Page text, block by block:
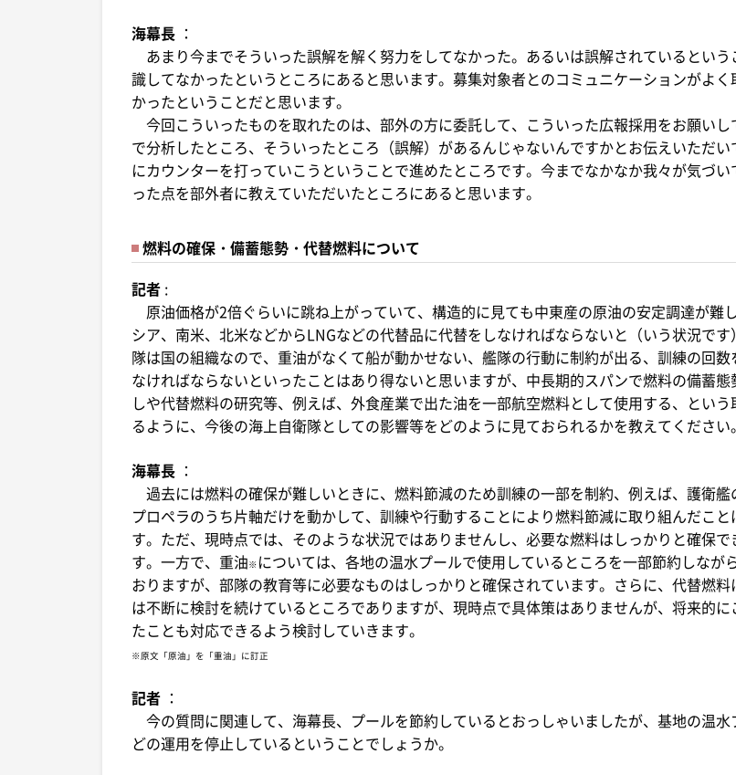
海幕長 ：
あまり今までそういった誤解を解く努力をしてなかった。あるいは誤解されているという
識してなかったというところにあると思います。募集対象者とのコミュニケーションがよく
かったということだと思います。
今回こういったものを取れたのは、部外の方に委託して、こういった広報採用をお願いし
で分析したところ、そういったところ（誤解）があるんじゃないんですかとお伝えいただい
にカウンターを打っていこうということで進めたところです。今までなかなか我々が気づい
った点を部外者に教えていただいたところにあると思います。
燃料の確保・備蓄態勢・代替燃料について
記者 :
原油価格が2倍ぐらいに跳ね上がっていて、構造的に見ても中東産の原油の安定調達が難
シア、南米、北米などからLNGなどの代替品に代替をしなければならないと（いう状況です
隊は国の組織なので、重油がなくて船が動かせない、艦隊の行動に制約が出る、訓練の回数
なければならないといったことはあり得ないと思いますが、中長期的スパンで燃料の備蓄態
しや代替燃料の研究等、例えば、外食産業で出た油を一部航空燃料として使用する、という
るように、今後の海上自衛隊としての影響等をどのように見ておられるかを教えてください。
海幕長 ：
過去には燃料の確保が難しいときに、燃料節減のため訓練の一部を制約、例えば、護衛艦
プロペラのうち片軸だけを動かして、訓練や行動することにより燃料節減に取り組んだこと
す。ただ、現時点では、そのような状況ではありませんし、必要な燃料はしっかりと確保で
す。一方で、重油※ については、各地の温水プールで使用しているところを一部節約しなが
おりますが、部隊の教育等に必要なものはしっかりと確保されています。さらに、代替燃料
は不断に検討を続けているところでありますが、現時点で具体策はありませんが、将来的に
たことも対応できるよう検討していきます。
※原文「原油」を「重油」に訂正
記者 ：
今の質問に関連して、海幕長、プールを節約しているとおっしゃいましたが、基地の温水
どの運用を停止しているということでしょうか。